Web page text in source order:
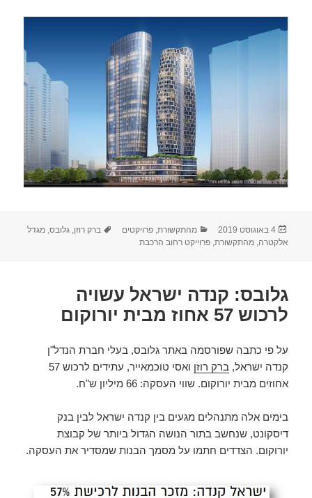
פורסם
בתאריך
4 באוגוסט 2019 קטגוריות
מהתקשורת ,פרויקטים תגיות
ברק רוזן ,גלובס ,מגדל
אלקטרה ,מהתקשורת ,פרוייקט רחוב הרכבת
גלובס: קנדה ישראל עשויה
לרכוש 57 אחוז מבית יורוקום
על פי כתבה שפורסמה באתר גלובס, בעלי חברת הנדל"ן
קנדה ישראל, ברק רוזן
ואסי טוכמאייר, עתידים לרכוש 57
אחוזים מבית יורוקום. שווי העסקה: 66 מיליון ש"ח.
בימים אלה מתנהלים מגעים בין קנדה ישראל לבין בנק
דיסקונט, שנחשב בתור הנושה הגדול ביותר של קבוצת
יורוקום. הצדדים חתמו על מסמך הבנות שמסדיר את העסקה.